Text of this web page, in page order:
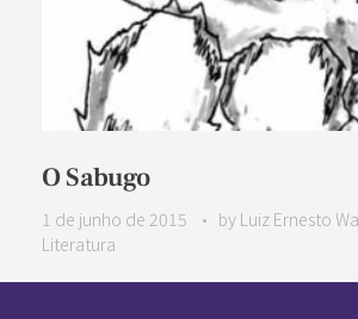
O Sabugo
1 de junho de 2015 by Luiz Ernesto
Literatura